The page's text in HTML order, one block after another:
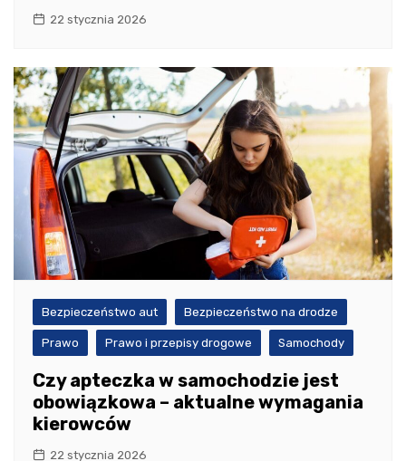
22 stycznia 2026
Bezpieczeństwo aut Bezpieczeństwo na drodze
Prawo Prawo i przepisy drogowe Samochody
Czy apteczka w samochodzie jest
obowiązkowa – aktualne wymagania
kierowców
22 stycznia 2026